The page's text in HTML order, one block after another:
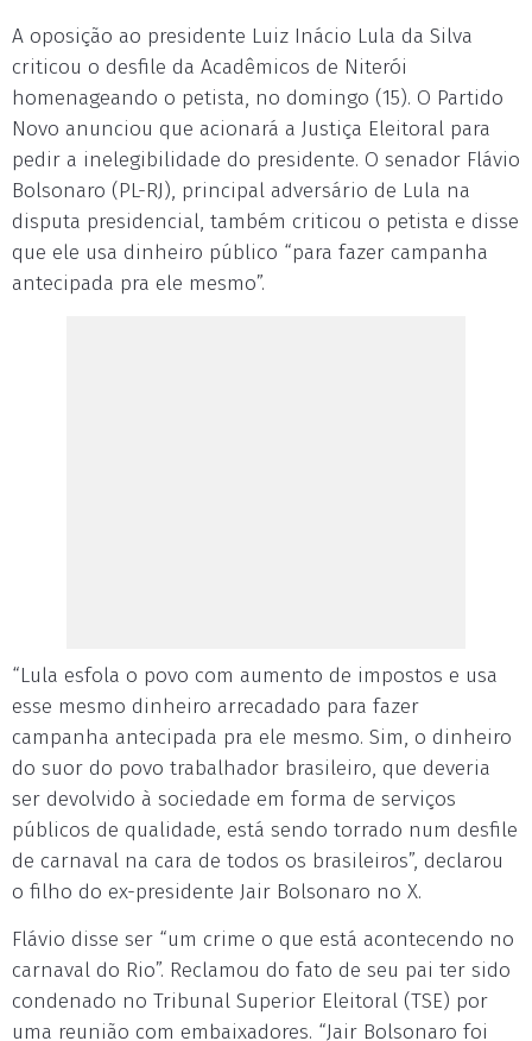
A oposição ao presidente Luiz Inácio Lula da Silva
criticou o desfile da Acadêmicos de Niterói
homenageando o petista, no domingo (15). O Partido
Novo anunciou que acionará a Justiça Eleitoral para
pedir a inelegibilidade do presidente. O senador Flávio
Bolsonaro (PL-RJ), principal adversário de Lula na
disputa presidencial, também criticou o petista e disse
que ele usa dinheiro público “para fazer campanha
antecipada pra ele mesmo”.
“Lula esfola o povo com aumento de impostos e usa
esse mesmo dinheiro arrecadado para fazer
campanha antecipada pra ele mesmo. Sim, o dinheiro
do suor do povo trabalhador brasileiro, que deveria
ser devolvido à sociedade em forma de serviços
públicos de qualidade, está sendo torrado num desfile
de carnaval na cara de todos os brasileiros”, declarou
o filho do ex-presidente Jair Bolsonaro no X.
Flávio disse ser “um crime o que está acontecendo no
carnaval do Rio”. Reclamou do fato de seu pai ter sido
condenado no Tribunal Superior Eleitoral (TSE) por
uma reunião com embaixadores. “Jair Bolsonaro foi